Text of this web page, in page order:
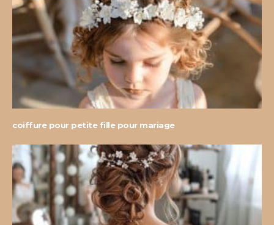
coiffure pour petite fille pour mariage